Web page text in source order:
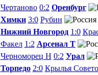
Чертаново 0:2 Оренбург
Химки 3:0 Рубин
Нижний Новгород 1:0
Факел 1:2 Арсенал Т
Черноморец Н 0:2 Урал
Торпедо 2:0 Крылья